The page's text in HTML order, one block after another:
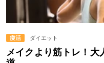
痩活 ダイエット
メイクより筋トレ！大